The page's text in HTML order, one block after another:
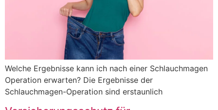
Welche Ergebnisse kann ich nach einer Schlauchmagen
Operation erwarten? Die Ergebnisse der
Schlauchmagen-Operation sind erstaunlich